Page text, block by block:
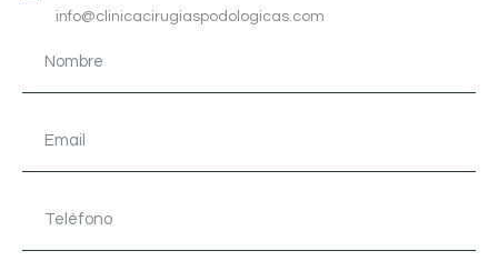
info@clinicacirugiaspodologicas.com